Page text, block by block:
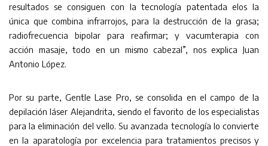
resultados se consiguen con la tecnología patentada elos la
única que combina infrarrojos, para la destrucción de la grasa;
radiofrecuencia bipolar para reafirmar; y vacumterapia con
acción masaje, todo en un mismo cabezal”, nos explica Juan
Antonio López.
Por su parte, Gentle Lase Pro, se consolida en el campo de la
depilación láser Alejandrita, siendo el favorito de los especialistas
para la eliminación del vello. Su avanzada tecnología lo convierte
en la aparatología por excelencia para tratamientos precisos y